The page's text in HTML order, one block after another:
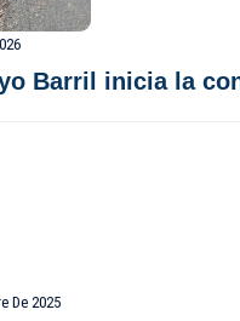
Barril inicia la
De 2025